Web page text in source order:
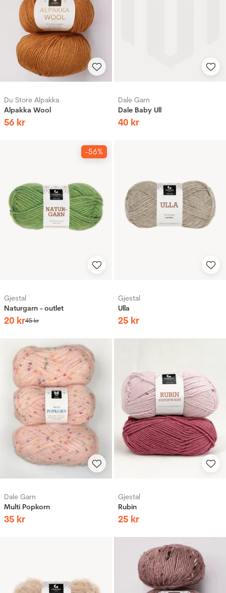
Du Store Alpakka
Alpakka Wool
56 kr
Dale Garn
Dale Baby Ull
40 kr
-56%
Gjestal
Naturgarn - outlet
20 kr45kr
Gjestal
Ulla
25 kr
Dale Garn
Multi Popkorn
35 kr
Gjestal
Rubin
25 kr